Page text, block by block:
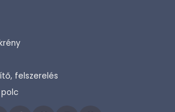
felszerelés